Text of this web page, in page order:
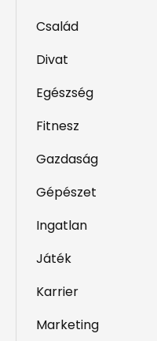
Család
Divat
Egészség
Fitnesz
Gazdaság
Gépészet
Ingatlan
Játék
Karrier
Marketing